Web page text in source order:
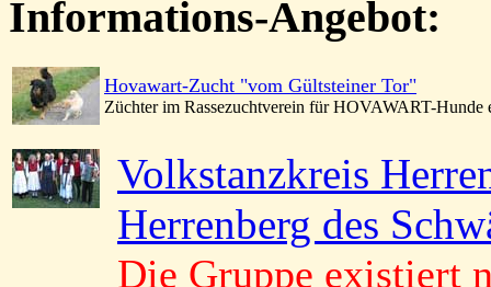
Informations-Angebot:
Hovawart-Zucht "vom Gültsteiner Tor"
Züchter im Rassezuchtverein für HOVAWART-Hunde
Volkstanzkreis
Herrenberg des
Die Gruppe existiert